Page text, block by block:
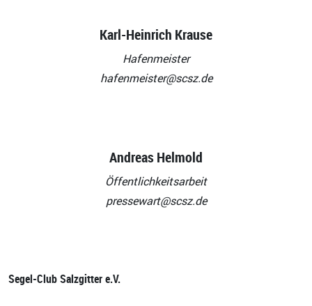
Karl-Heinrich Krause
Hafenmeister
hafenmeister@scsz.de
Andreas Helmold
Öffentlichkeitsarbeit
pressewart@scsz.de
Segel-Club Salzgitter e.V.